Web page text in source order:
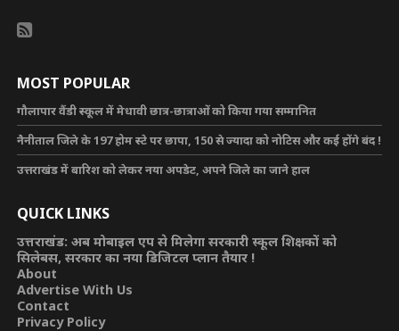
MOST POPULAR
गौलापार वैंडी स्कूल में मेधावी छात्र-छात्राओं को किया गया सम्मानित
नैनीताल जिले के 197 होम स्टे पर छापा, 150 से ज्यादा को नोटिस और कई होंगे बंद !
उत्तराखंड में बारिश को लेकर नया अपडेट, अपने जिले का जाने हाल
QUICK LINKS
उत्तराखंड: अब मोबाइल एप से मिलेगा सरकारी स्कूल शिक्षकों को
सिलेबस, सरकार का नया डिजिटल प्लान तैयार !
About
Advertise With Us
Contact
Privacy Policy